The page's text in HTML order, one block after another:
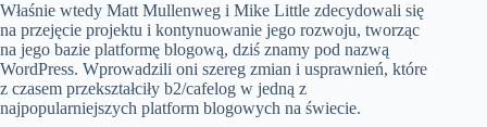
Właśnie wtedy Matt Mullenweg i Mike Little zdecydowali się
na przejęcie projektu i kontynuowanie jego rozwoju, tworząc
na jego bazie platformę blogową, dziś znamy pod nazwą
WordPress. Wprowadzili oni szereg zmian i usprawnień, które
z czasem przekształciły b2/cafelog w jedną z
najpopularniejszych platform blogowych na świecie.